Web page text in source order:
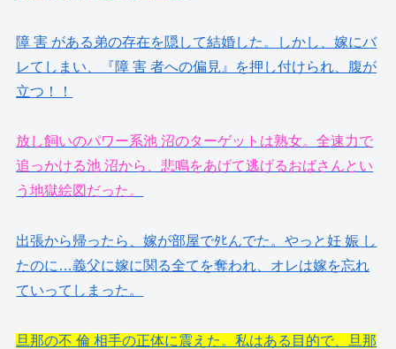
障 害 がある弟の存在を隠して結婚した。しかし、嫁にバ
レてしまい、『障 害 者への偏見』を押し付けられ、腹が
立つ！！
放し飼いのパワー系池 沼のターゲットは熟女。全速力で
追っかける池 沼から、悲鳴をあげて逃げるおばさんとい
う地獄絵図だった。
出張から帰ったら、嫁が部屋でﾀﾋんでた。やっと妊 娠 し
たのに…義父に嫁に関る全てを奪われ、オレは嫁を忘れ
ていってしまった。
旦那の不 倫 相手の正体に震えた。私はある目的で、旦那